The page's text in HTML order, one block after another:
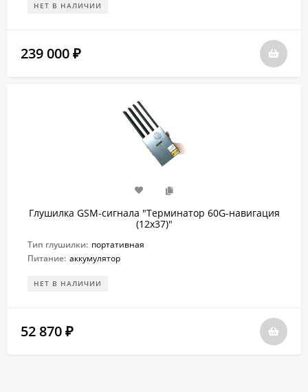
НЕТ В НАЛИЧИИ
239 000 ₽
Глушилка GSM-сигнала "Терминатор 60G-навигация
(12х37)"
Тип глушилки: портативная
Питание: аккумулятор
НЕТ В НАЛИЧИИ
52 870 ₽